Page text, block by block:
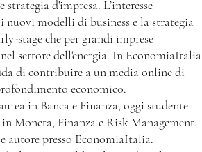
d'impresa. L’interesse
nuovi modelli di business e la strategia
stage che per grandi imprese
settore dell'energia. In EconomiaItalia
di contribuire a un media online di
economico.
in Banca e Finanza, oggi studente
Moneta, Finanza e Risk Management,
autore presso EconomiaItalia.